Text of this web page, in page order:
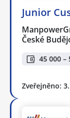
Junior
České
45 000 –
Zveřejněno: